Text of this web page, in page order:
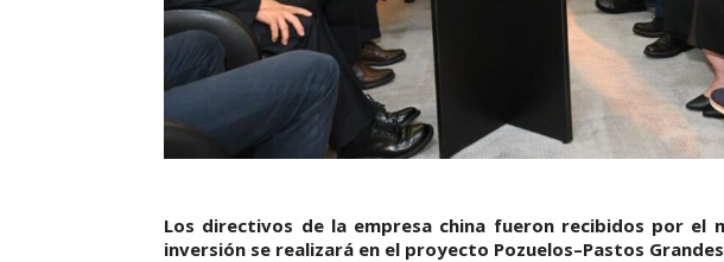
Los directivos de la empresa china fueron recibidos por el
inversión se realizará en el proyecto Pozuelos–Pastos